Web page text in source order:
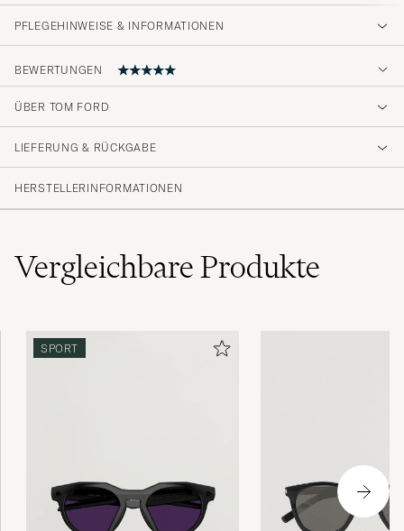
PFLEGEHINWEISE & INFORMATIONEN
BEWERTUNGEN
5
ÜBER TOM FORD
LIEFERUNG & RÜCKGABE
HERSTELLERINFORMATIONEN
VergleichbareProdukte
SPORT